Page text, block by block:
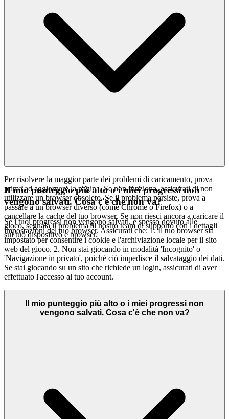
Per risolvere la maggior parte dei problemi di caricamento, prova
prima ad aggiornare la pagina. Se non funziona, assicurati di non
utilizzare un browser obsoleto. Se il problema persiste, prova a
passare a un browser diverso (come Chrome o Firefox) o a
cancellare la cache del tuo browser. Se non riesci ancora a caricare il
gioco, segnala il problema al nostro team di supporto con i dettagli
sul tuo dispositivo e browser.
Il mio punteggio più alto o i miei progressi non
vengono salvati. Cosa c'è che non va?
Se i tuoi progressi non vengono salvati, è spesso dovuto alle
impostazioni del tuo browser. Assicurati che: 1. Il tuo browser sia
impostato per consentire i cookie e l'archiviazione locale per il sito
web del gioco. 2. Non stai giocando in modalità 'Incognito' o
'Navigazione in privato', poiché ciò impedisce il salvataggio dei dati.
Se stai giocando su un sito che richiede un login, assicurati di aver
effettuato l'accesso al tuo account.
Il mio punteggio più alto o i miei progressi non
vengono salvati. Cosa c'è che non va?